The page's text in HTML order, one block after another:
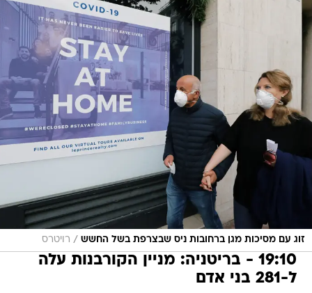
זוג עם מסיכות מגן ברחובות ניס שבצרפת בשל החשש / רויטרס
19:10 - בריטניה: מניין הקורבנות עלה
ל-281 בני אדם